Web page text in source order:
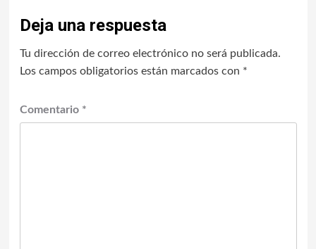
Deja una respuesta
Tu dirección de correo electrónico no será publicada.
Los campos obligatorios están marcados con *
Comentario *